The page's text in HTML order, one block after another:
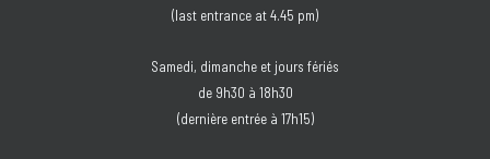
(last entrance at 4.45 pm)
Samedi, dimanche et jours fériés
de 9h30 à 18h30
(dernière entrée à 17h15)